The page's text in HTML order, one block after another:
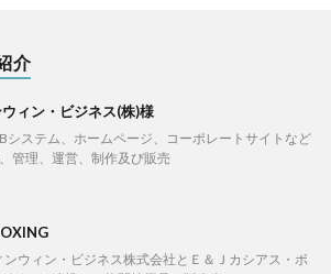
介
ィン・ビジネス(株)様
システム、ホームページ、コーポレートサイトなど
管理、運営、制作及び販売
ンウィン・ビジネス株式会社とＥ＆Ｊカシアス・ボ